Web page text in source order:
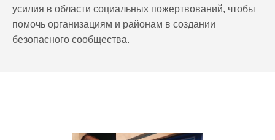
усилия в области социальных пожертвований, чтобы
помочь организациям и районам в создании
безопасного сообщества.